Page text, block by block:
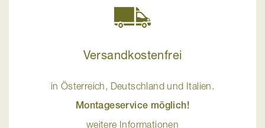
Versandkostenfrei
in Österreich, Deutschland und Italien.
Montageservice möglich!
weitere Informationen